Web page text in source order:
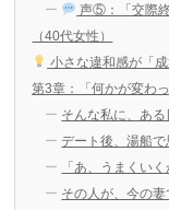
声⑤：「交際
（40代女性）
小さな違和感が「
第3章：「何かが変わ
そんな私に、ある
デート後、湯船
「あ、うまくい
その人が、今の妻